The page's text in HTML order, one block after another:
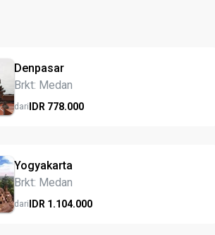
Denpasar
Brkt: Medan
dari IDR 778.000
Yogyakarta
Brkt: Medan
dari IDR 1.104.000